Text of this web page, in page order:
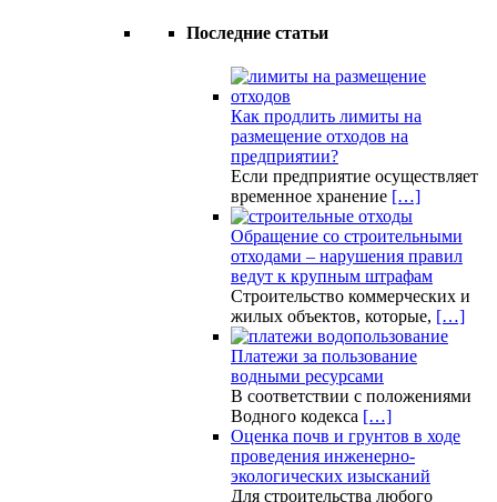
Последние статьи
Как продлить лимиты на
размещение отходов на
предприятии?
Если предприятие осуществляет
временное хранение […]
Обращение со строительными
отходами – нарушения правил
ведут к крупным штрафам
Строительство коммерческих и
жилых объектов, которые, […]
Платежи за пользование
водными ресурсами
В соответствии с положениями
Водного кодекса […]
Оценка почв и грунтов в ходе
проведения инженерно-
экологических изысканий
Для строительства любого